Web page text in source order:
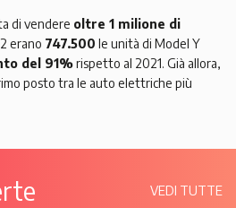
di vendere oltre 1 milione di
erano 747.500 le unità di Model Y
del 91%rispetto al 2021. Già allora,
posto tra le auto elettriche più
VEDI TUTTE